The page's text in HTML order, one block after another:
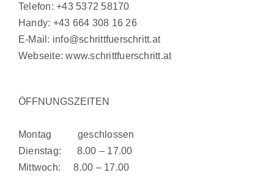
Telefon:+43 5372 58170
Handy: +43 664 308 16 26
E-Mail: info@schrittfuerschritt.at
Webseite:www.schrittfuerschritt.at
ÖFFNUNGSZEITEN
Montag geschlossen
Dienstag: 8.00 – 17.00
Mittwoch: 8.00 – 17.00